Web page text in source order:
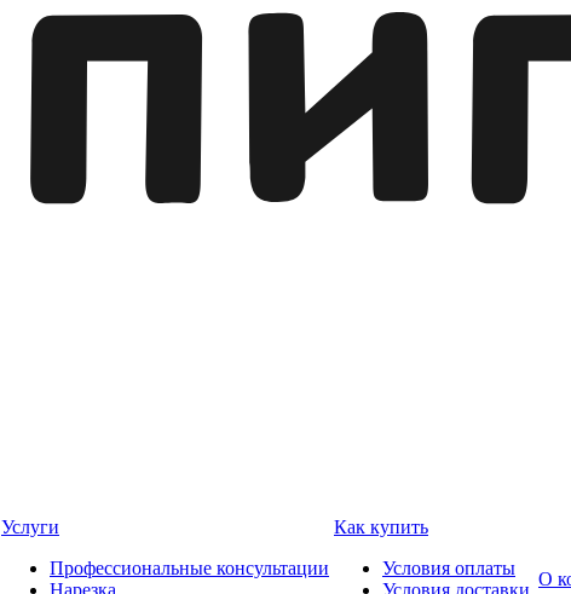
Услуги
Профессиональные консультации
Нарезка
Как купить
Условия оплаты
Условия доставки
О